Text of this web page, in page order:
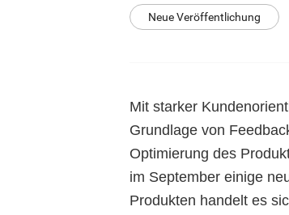
Neue Veröffentlichung
Mit starker
Grundlage von
Optimierung des
im September einige
Produkten handelt es